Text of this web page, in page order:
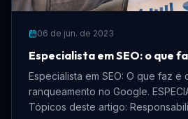
06 de jun. de 2023
Especialista em SEO: o que
Especialista em SEO: O que faz e
ranqueamento no Google.
Tópicos deste artigo: